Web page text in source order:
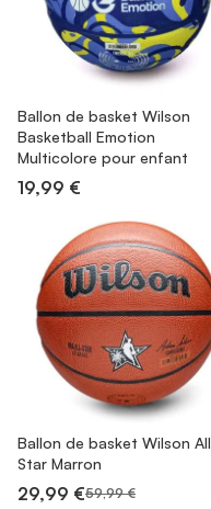
Ballon de basket Wilson
Basketball Emotion
Multicolore pour enfant
19,99 €
Ballon de basket Wilson All
Star Marron
29,99 €59,99 €